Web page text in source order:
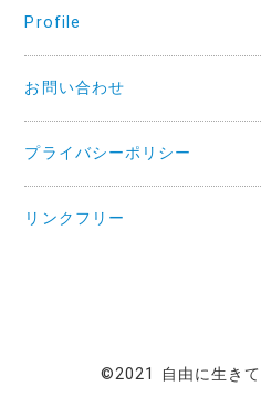
Profile
お問い合わせ
プライバシーポリシー
リンクフリー
©2021 自由に生きて